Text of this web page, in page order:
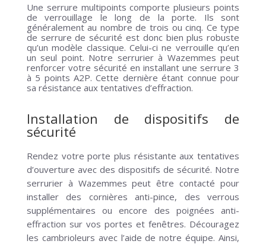
Une serrure multipoints comporte plusieurs points
de verrouillage le long de la porte. Ils sont
généralement au nombre de trois ou cinq. Ce type
de serrure de sécurité est donc bien plus robuste
qu’un modèle classique. Celui-ci ne verrouille qu’en
un seul point. Notre serrurier à Wazemmes peut
renforcer votre sécurité en installant une serrure 3
à 5 points A2P. Cette dernière étant connue pour
sa résistance aux tentatives d’effraction.
Installation de dispositifs de
sécurité
Rendez votre porte plus résistante aux tentatives
d’ouverture avec des dispositifs de sécurité. Notre
serrurier à Wazemmes peut être contacté pour
installer des cornières anti-pince, des verrous
supplémentaires ou encore des poignées anti-
effraction sur vos portes et fenêtres. Découragez
les cambrioleurs avec l’aide de notre équipe. Ainsi,